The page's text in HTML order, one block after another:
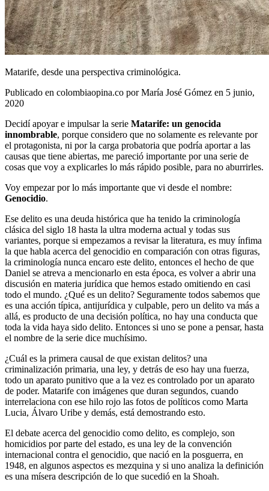
Matarife, desde una perspectiva criminológica.
Publicado en colombiaopina.co por María José Gómez en 5 junio,
2020
Decidí apoyar e impulsar la serie Matarife: un genocida
innombrable, porque considero que no solamente es relevante por
el protagonista, ni por la carga probatoria que podría aportar a las
causas que tiene abiertas, me pareció importante por una serie de
cosas que voy a explicarles lo más rápido posible, para no aburrirles.
Voy empezar por lo más importante que vi desde el nombre:
Genocidio.
Ese delito es una deuda histórica que ha tenido la criminología
clásica del siglo 18 hasta la ultra moderna actual y todas sus
variantes, porque si empezamos a revisar la literatura, es muy ínfima
la que habla acerca del genocidio en comparación con otras figuras,
la criminología nunca encaro este delito, entonces el hecho de que
Daniel se atreva a mencionarlo en esta época, es volver a abrir una
discusión en materia jurídica que hemos estado omitiendo en casi
todo el mundo. ¿Qué es un delito? Seguramente todos sabemos que
es una acción típica, antijurídica y culpable, pero un delito va más a
allá, es producto de una decisión política, no hay una conducta que
toda la vida haya sido delito. Entonces si uno se pone a pensar, hasta
el nombre de la serie dice muchísimo.
¿Cuál es la primera causal de que existan delitos? una
criminalización primaria, una ley, y detrás de eso hay una fuerza,
todo un aparato punitivo que a la vez es controlado por un aparato
de poder. Matarife con imágenes que duran segundos, cuando
interrelaciona con ese hilo rojo las fotos de políticos como Marta
Lucia, Álvaro Uribe y demás, está demostrando esto.
El debate acerca del genocidio como delito, es complejo, son
homicidios por parte del estado, es una ley de la convención
internacional contra el genocidio, que nació en la posguerra, en
1948, en algunos aspectos es mezquina y si uno analiza la definición
es una mísera descripción de lo que sucedió en la Shoah.